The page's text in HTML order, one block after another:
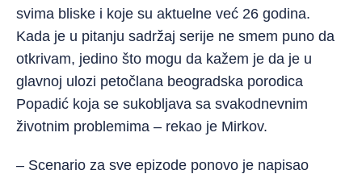
svima bliske i koje su aktuelne već 26 godina.
Kada je u pitanju sadržaj serije ne smem puno da
otkrivam, jedino što mogu da kažem je da je u
glavnoj ulozi petočlana beogradska porodica
Popadić koja se sukobljava sa svakodnevnim
životnim problemima – rekao je Mirkov.
– Scenario za sve epizode ponovo je napisao